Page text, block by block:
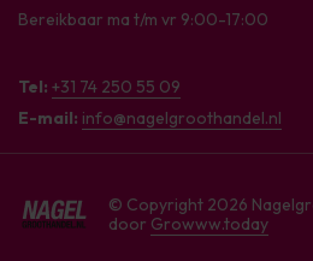
Bereikbaar ma t/m vr 9:00-17:00
Tel: +31 74 250 55 09
E-mail: info@nagelgroothandel.nl
© Copyright 2026
door Growww.today